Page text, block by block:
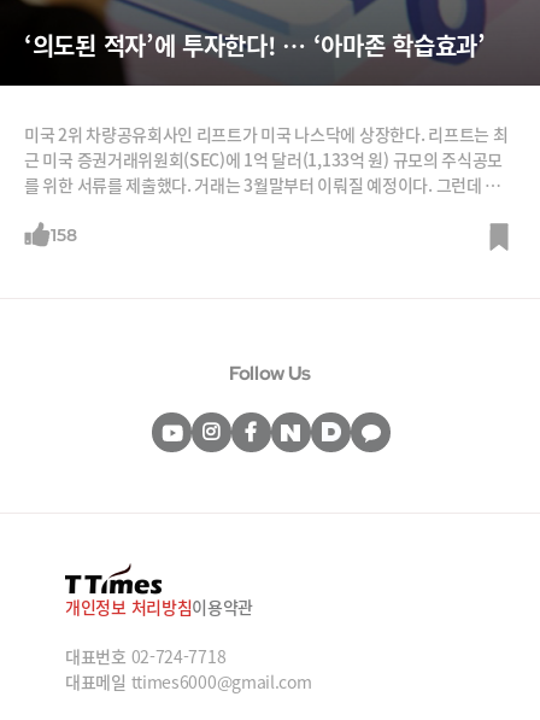
‘의도된 적자’에 투자한다! … ‘아마존 학습효과’
미국 2위 차량공유회사인 리프트가 미국 나스닥에 상장한다. 리프트는 최
근 미국 증권거래위원회(SEC)에 1억 달러(1,133억 원) 규모의 주식공모
를 위한 서류를 제출했다. 거래는 3월말부터 이뤄질 예정이다. 그런데 하나
다. 예상을 뛰어넘는 적자행진이다. 운행 당 손실은 2018년 4분기 기준 1.
158
Follow Us
개인정보 처리방침이용약관
대표번호 02-724-7718
대표메일 ttimes6000@gmail.com